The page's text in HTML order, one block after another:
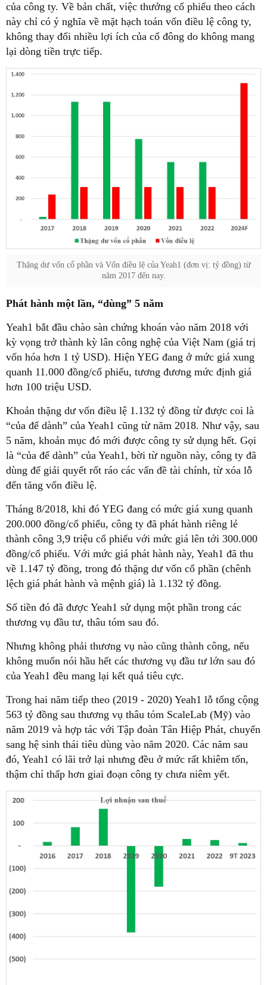
của công ty. Về bản chất, việc thưởng cổ phiếu theo cách
này chỉ có ý nghĩa về mặt hạch toán vốn điều lệ công ty,
không thay đổi nhiều lợi ích của cổ đông do không mang
lại dòng tiền trực tiếp.
Thặng dư vốn cổ phần và Vốn điều lệ của Yeah1 (đơn vị: tỷ đồng) từ
năm 2017 đến nay.
Phát hành một lần, “dùng” 5 năm
Yeah1 bắt đầu chào sàn chứng khoán vào năm 2018 với
kỳ vọng trở thành kỳ lân công nghệ của Việt Nam (giá trị
vốn hóa hơn 1 tỷ USD). Hiện YEG đang ở mức giá xung
quanh 11.000 đồng/cổ phiếu, tương đương mức định giá
hơn 100 triệu USD.
Khoản thặng dư vốn điều lệ 1.132 tỷ đồng từ được coi là
“của để dành” của Yeah1 cũng từ năm 2018. Như vậy, sau
5 năm, khoản mục đó mới được công ty sử dụng hết. Gọi
là “của để dành” của Yeah1, bời từ nguồn này, công ty đã
dùng để giải quyết rốt ráo các vấn đề tài chính, từ xóa lỗ
đến tăng vốn điều lệ.
Tháng 8/2018, khi đó YEG đang có mức giá xung quanh
200.000 đồng/cổ phiếu, công ty đã phát hành riêng lẻ
thành công 3,9 triệu cổ phiếu với mức giá lên tới 300.000
đồng/cổ phiếu. Với mức giá phát hành này, Yeah1 đã thu
về 1.147 tỷ đồng, trong đó thặng dư vốn cổ phần (chênh
lệch giá phát hành và mệnh giá) là 1.132 tỷ đồng.
Số tiền đó đã được Yeah1 sử dụng một phần trong các
thương vụ đầu tư, thâu tóm sau đó.
Nhưng không phải thương vụ nào cũng thành công, nếu
không muốn nói hầu hết các thương vụ đầu tư lớn sau đó
của Yeah1 đều mang lại kết quả tiêu cực.
Trong hai năm tiếp theo (2019 - 2020) Yeah1 lỗ tổng cộng
563 tỷ đồng sau thương vụ thâu tóm ScaleLab (Mỹ) vào
năm 2019 và hợp tác với Tập đoàn Tân Hiệp Phát, chuyển
sang hệ sinh thái tiêu dùng vào năm 2020. Các năm sau
đó, Yeah1 có lãi trở lại nhưng đều ở mức rất khiêm tốn,
thậm chí thấp hơn giai đoạn công ty chưa niêm yết.